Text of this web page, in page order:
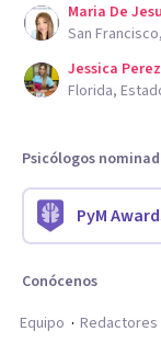
Maria De
San
Jessica
Florida,
Psicólogos
PyM
Conócenos
Equipo
Redactores